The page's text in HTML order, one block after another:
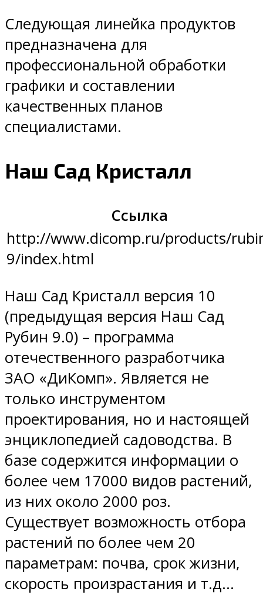
Следующая линейка продуктов
предназначена для
профессиональной обработки
графики и составлении
качественных планов
специалистами.
Наш Сад Кристалл
Ссылка
http://www.dicomp.ru/products/
9/index.html
Наш Сад Кристалл версия 10
(предыдущая версия Наш Сад
Рубин 9.0) – программа
отечественного разработчика
ЗАО «ДиКомп». Является не
только инструментом
проектирования, но и настоящей
энциклопедией садоводства. В
базе содержится информации о
более чем 17000 видов растений,
из них около 2000 роз.
Существует возможность отбора
растений по более чем 20
параметрам: почва, срок жизни,
скорость произрастания и т.д…